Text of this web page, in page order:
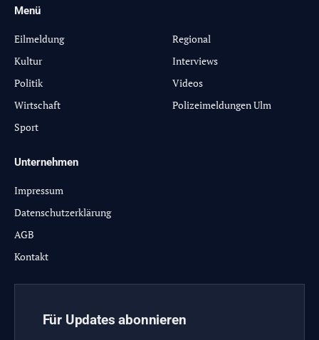
Menü
Eilmeldung
Kultur
Politik
Wirtschaft
Sport
Regional
Interviews
Videos
Polizeimeldungen Ulm
Unternehmen
Impressum
Datenschutzerklärung
AGB
Kontakt
Für Updates abonnieren